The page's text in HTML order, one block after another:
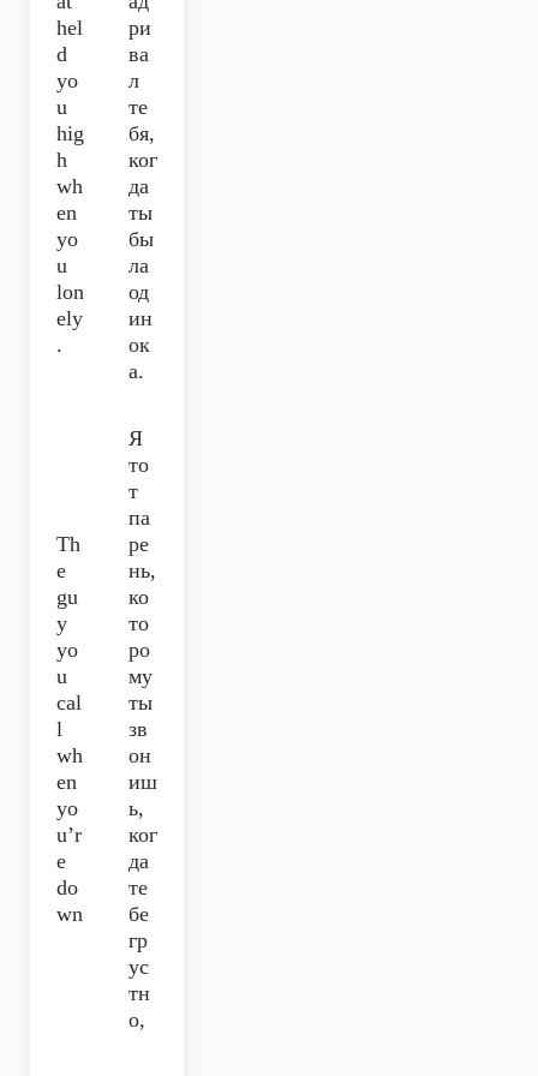
hel
d
yo
u
hig
h
wh
en
yo
u
lon
ely
.
ри
ва
л
те
бя,
ког
да
ты
бы
ла
од
ин
ок
а.
Th
e
gu
y
yo
u
cal
l
wh
en
yo
u’r
e
do
wn
Я
то
т
па
ре
нь,
ко
то
ро
му
ты
зв
он
иш
ь,
ког
да
те
бе
гр
ус
тн
о,